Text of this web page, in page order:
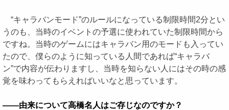
“キャラバンモード”のルールになっている制限時間2分とい
うのも、当時のイベントの予選に使われていた制限時間から
ですね。当時のゲームにはキャラバン用のモードも入ってい
たので、僕らのように知っている人間であれば“キャラバ
ン”で内容が伝わりますし、当時を知らない人にはその時の感
覚を味わってもらえればいいなと思っています。
――由来について高橋名人はご存じなのですか？